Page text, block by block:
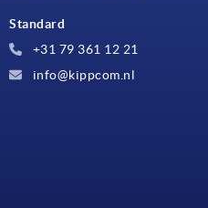
Standard
+31 79 361 12 21
info@kippcom.nl